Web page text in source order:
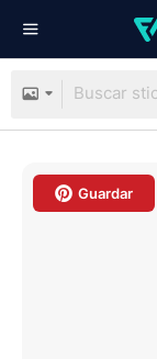
Guardar